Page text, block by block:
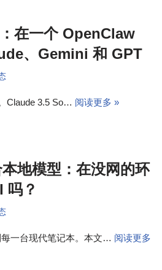
在一个 OpenClaw
、Gemini 和 GPT
Claude 3.5 So… 阅读更多 »
地模型：在没网的环
吗？
一台现代笔记本。本文… 阅读更多